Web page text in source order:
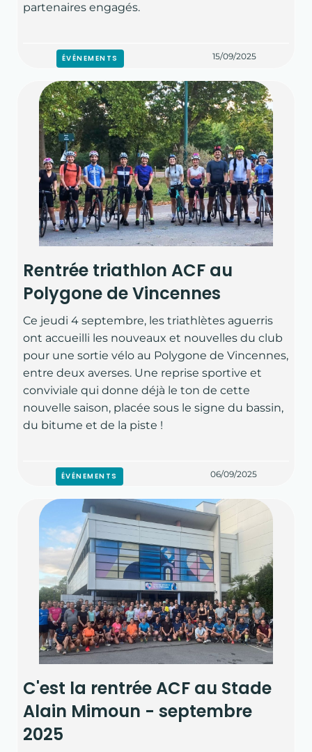
partenaires engagés.
ÉVÉNEMENTS 15/09/2025
Rentrée triathlon ACF au
Polygone de Vincennes
Ce jeudi 4 septembre, les triathlètes aguerris
ont accueilli les nouveaux et nouvelles du club
pour une sortie vélo au Polygone de Vincennes,
entre deux averses. Une reprise sportive et
conviviale qui donne déjà le ton de cette
nouvelle saison, placée sous le signe du bassin,
du bitume et de la piste !
ÉVÉNEMENTS 06/09/2025
C'est la rentrée ACF au Stade
Alain Mimoun - septembre
2025